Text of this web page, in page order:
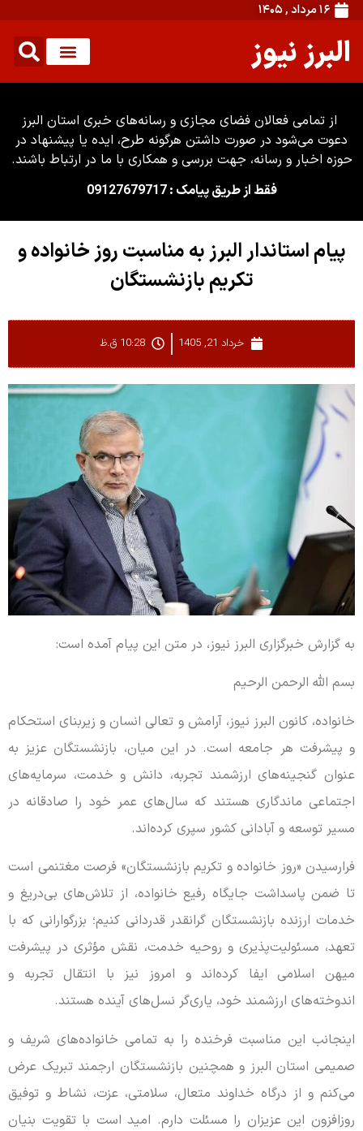
۱۶ مرداد , ۱۴۰۵
البرز نیوز
از تمامی فعالان فضای مجازی و رسانه‌های خبری استان البرز
دعوت می‌شود در صورت داشتن هرگونه طرح، ایده یا پیشنهاد در
حوزه اخبار و رسانه، جهت بررسی و همکاری با ما در ارتباط باشند.
فقط از طریق پیامک : 09127679717
پیام استاندار البرز به مناسبت روز خانواده و
تکریم بازنشستگان
خرداد 21, 1405 10:28 ق.ظ
به گزارش خبرگزاری البرز نیوز، در متن این پیام آمده است:
بسم الله الرحمن الرحیم
خانواده، کانون البرز نیوز، آرامش و تعالی انسان و زیربنای استحکام
و پیشرفت هر جامعه است. در این میان، بازنشستگان عزیز به
عنوان گنجینه‌های ارزشمند تجربه، دانش و خدمت، سرمایه‌های
اجتماعی ماندگاری هستند که سال‌های عمر خود را صادقانه در
مسیر توسعه و آبادانی کشور سپری کرده‌اند.
فرارسیدن «روز خانواده و تکریم بازنشستگان» فرصت مغتنمی است
تا ضمن پاسداشت جایگاه رفیع خانواده، از تلاش‌های بی‌دریغ و
خدمات ارزنده بازنشستگان گرانقدر قدردانی کنیم؛ بزرگوارانی که با
تعهد، مسئولیت‌پذیری و روحیه خدمت، نقش مؤثری در پیشرفت
میهن اسلامی ایفا کرده‌اند و امروز نیز با انتقال تجربه و
اندوخته‌های ارزشمند خود، یاری‌گر نسل‌های آینده هستند.
اینجانب این مناسبت فرخنده را به تمامی خانواده‌های شریف و
صمیمی استان البرز و همچنین بازنشستگان ارجمند تبریک عرض
می‌کنم و از درگاه خداوند متعال، سلامتی، عزت، نشاط و توفیق
روزافزون این عزیزان را مسئلت دارم. امید است با تقویت بنیان